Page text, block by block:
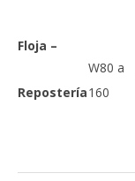
Floja –
Repostería
W80 a
160